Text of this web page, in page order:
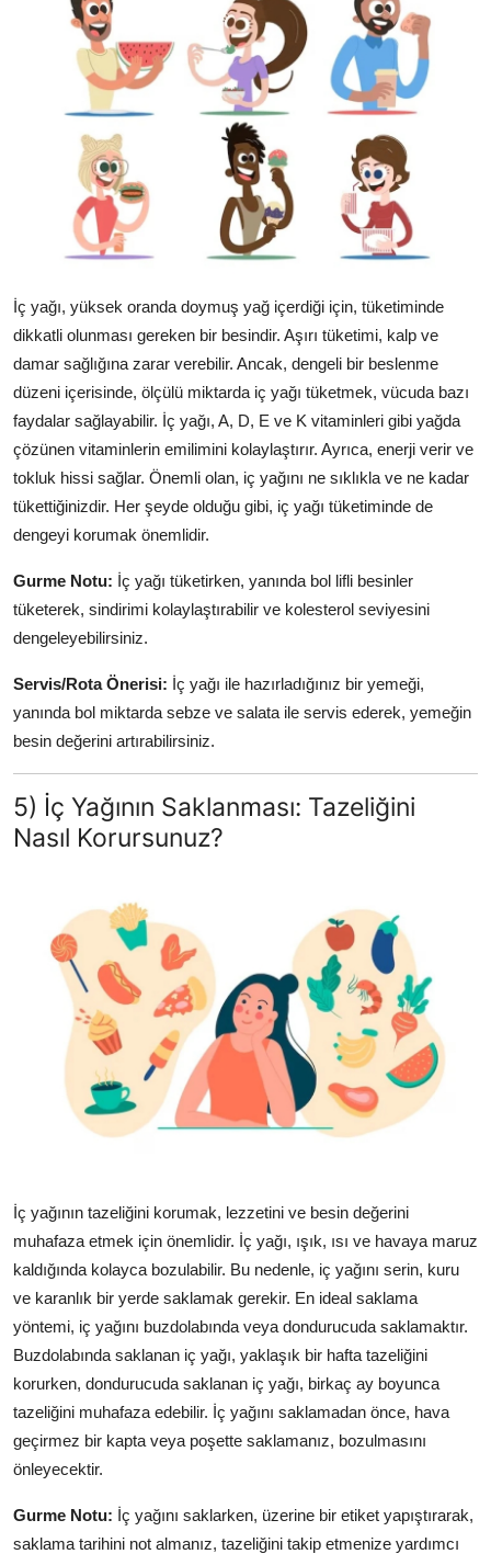
İç yağı, yüksek oranda doymuş yağ içerdiği için, tüketiminde
dikkatli olunması gereken bir besindir. Aşırı tüketimi, kalp ve
damar sağlığına zarar verebilir. Ancak, dengeli bir beslenme
düzeni içerisinde, ölçülü miktarda iç yağı tüketmek, vücuda bazı
faydalar sağlayabilir. İç yağı, A, D, E ve K vitaminleri gibi yağda
çözünen vitaminlerin emilimini kolaylaştırır. Ayrıca, enerji verir ve
tokluk hissi sağlar. Önemli olan, iç yağını ne sıklıkla ve ne kadar
tükettiğinizdir. Her şeyde olduğu gibi, iç yağı tüketiminde de
dengeyi korumak önemlidir.
Gurme Notu: İç yağı tüketirken, yanında bol lifli besinler
tüketerek, sindirimi kolaylaştırabilir ve kolesterol seviyesini
dengeleyebilirsiniz.
Servis/Rota Önerisi: İç yağı ile hazırladığınız bir yemeği,
yanında bol miktarda sebze ve salata ile servis ederek, yemeğin
besin değerini artırabilirsiniz.
5) İç Yağının Saklanması: Tazeliğini
Nasıl Korursunuz?
İç yağının tazeliğini korumak, lezzetini ve besin değerini
muhafaza etmek için önemlidir. İç yağı, ışık, ısı ve havaya maruz
kaldığında kolayca bozulabilir. Bu nedenle, iç yağını serin, kuru
ve karanlık bir yerde saklamak gerekir. En ideal saklama
yöntemi, iç yağını buzdolabında veya dondurucuda saklamaktır.
Buzdolabında saklanan iç yağı, yaklaşık bir hafta tazeliğini
korurken, dondurucuda saklanan iç yağı, birkaç ay boyunca
tazeliğini muhafaza edebilir. İç yağını saklamadan önce, hava
geçirmez bir kapta veya poşette saklamanız, bozulmasını
önleyecektir.
Gurme Notu: İç yağını saklarken, üzerine bir etiket yapıştırarak,
saklama tarihini not almanız, tazeliğini takip etmenize yardımcı